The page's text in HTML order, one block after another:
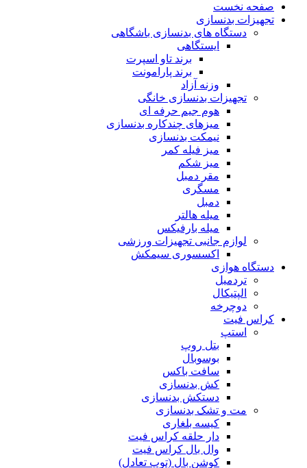
صفحه نخست
تجهیزات بدنسازی
دستگاه های بدنسازی باشگاهی
ایستگاهی
برند تاو اسپرت
برند پارامونت
وزنه آزاد
تجهیزات بدنسازی خانگی
هوم جیم حرفه ای
میزهای چندکاره بدنسازی
نیمکت بدنسازی
میز فیله کمر
میز شکم
مقر دمبل
مسگری
دمبل
میله هالتر
میله بارفیکس
لوازم جانبی تجهیزات ورزشی
اکسسوری سیمکش
دستگاه هوازی
تردمیل
الپتیکال
دوچرخه
کراس فیت
استپ
بتل روپ
بوسوبال
سافت باکس
کش بدنسازی
دستکش بدنسازی
مت و تشک بدنسازی
کیسه بلغاری
دار حلقه کراس فیت
وال بال کراس فیت
کوشن بال (توپ تعادل)